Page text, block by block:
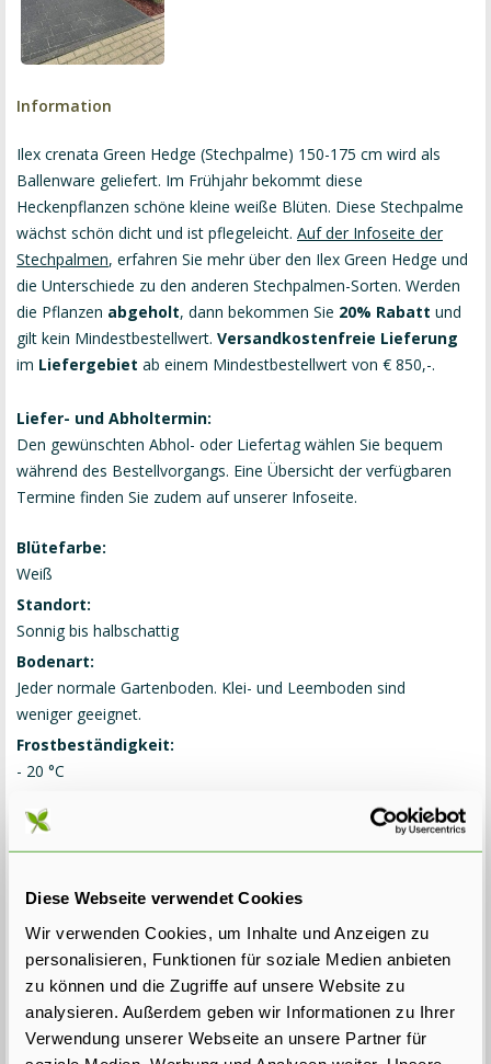
Diese Webseite verwendet Cookies
Wir verwenden Cookies, um Inhalte und Anzeigen zu
personalisieren, Funktionen für soziale Medien anbieten
zu können und die Zugriffe auf unsere Website zu
analysieren. Außerdem geben wir Informationen zu Ihrer
Verwendung unserer Webseite an unsere Partner für
Information
Ilex crenata Green Hedge (Stechpalme) 150-175 cm wird als
Ballenware geliefert. Im Frühjahr bekommt diese
Heckenpflanzen schöne kleine weiße Blüten. Diese Stechpalme
wächst schön dicht und ist pflegeleicht. Auf der Infoseite der
Stechpalmen, erfahren Sie mehr über den Ilex Green Hedge und
die Unterschiede zu den anderen Stechpalmen-Sorten. Werden
die Pflanzen abgeholt, dann bekommen Sie 20% Rabatt und
gilt kein Mindestbestellwert. Versandkostenfreie Lieferung
im Liefergebiet ab einem Mindestbestellwert von € 850,-.
Liefer- und Abholtermin:
Den gewünschten Abhol- oder Liefertag wählen Sie bequem
während des Bestellvorgangs. Eine Übersicht der verfügbaren
Termine finden Sie zudem auf unserer Infoseite.
Blütefarbe:
Weiß
Standort:
Sonnig bis halbschattig
Bodenart:
Jeder normale Gartenboden. Klei- und Leemboden sind
weniger geeignet.
Frostbeständigkeit:
- 20 °C
Ja
Pflanzabstand:
Wurzelballen
Gewicht:
Lieferbar:
Ab 18. September 2026 wieder lieferbar, kann (vor)bestellt